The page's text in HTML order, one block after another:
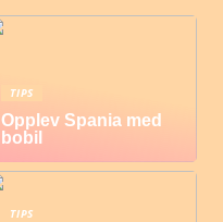
TIPS
Opplev Spania med
bobil
TIPS